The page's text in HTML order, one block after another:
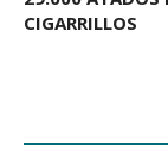
CIGARRILLOS